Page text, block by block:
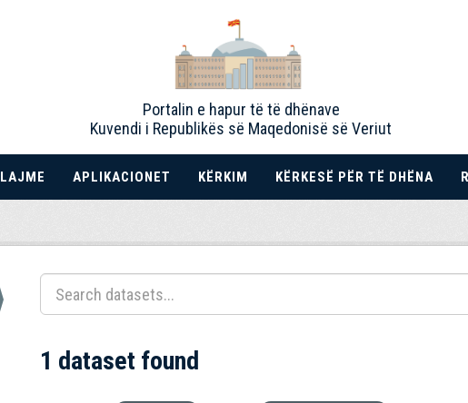
Portalin e hapur të të dhënave
Kuvendi i Republikës së Maqedonisë së Veriut
LAJME APLIKACIONET KËRKIM KËRKESË PËR TË DHËNA
1 dataset found